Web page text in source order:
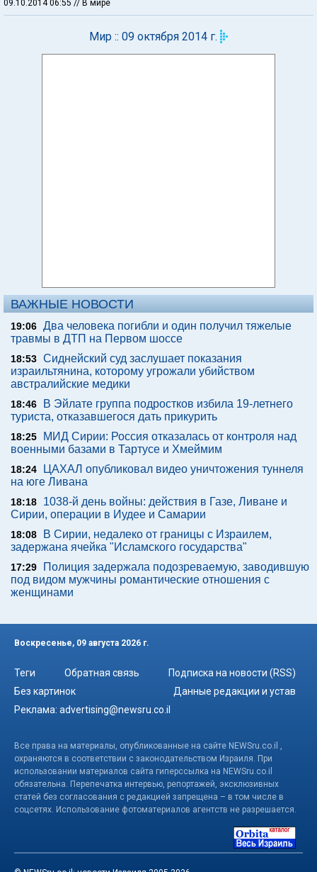
09.10.2014 06:55 // В мире
Мир :: 09 октября 2014 г.
ВАЖНЫЕ НОВОСТИ
19:06 Два человека погибли и один получил тяжелые
травмы в ДТП на Первом шоссе
18:53 Сиднейский суд заслушает показания
израильтянина, которому угрожали убийством
австралийские медики
18:46
В Эйлате группа подростков избила 19-летнего
туриста, отказавшегося дать прикурить
18:25
МИД Сирии: Россия отказалась от контроля над
военными базами в Тартусе и Хмеймим
18:24
ЦАХАЛ опубликовал видео уничтожения туннеля
на юге Ливана
18:18
1038-й день войны: действия в Газе, Ливане и
Сирии, операции в Иудее и Самарии
18:08
В Сирии, недалеко от границы с Израилем,
задержана ячейка "Исламского государства"
17:29
Полиция задержала подозреваемую, заводившую
под видом мужчины романтические отношения с
женщинами
Воскресенье, 09 августа 2026 г.
Теги Обратная связь
Подписка на новости (RSS)
Без картинок
Данные редакции и устав
Реклама: advertising@newsru.co.il
Все права на материалы, опубликованные на сайте NEWSru.co.il ,
охраняются в соответствии с законодательством Израиля. При
использовании материалов сайта гиперссылка на NEWSru.co.il
обязательна. Перепечатка интервью, репортажей, эксклюзивных
статей без согласования с редакцией запрещена – в том числе в
соцсетях. Использование фотоматериалов агентств не разрешается.